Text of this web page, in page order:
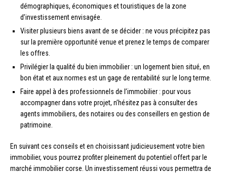
démographiques, économiques et touristiques de la zone
d’investissement envisagée.
Visiter plusieurs biens avant de se décider : ne vous précipitez pas
sur la première opportunité venue et prenez le temps de comparer
les offres.
Privilégier la qualité du bien immobilier : un logement bien situé, en
bon état et aux normes est un gage de rentabilité sur le long terme.
Faire appel à des professionnels de l’immobilier : pour vous
accompagner dans votre projet, n’hésitez pas à consulter des
agents immobiliers, des notaires ou des conseillers en gestion de
patrimoine.
En suivant ces conseils et en choisissant judicieusement votre bien
immobilier, vous pourrez profiter pleinement du potentiel offert par le
marché immobilier corse. Un investissement réussi vous permettra de